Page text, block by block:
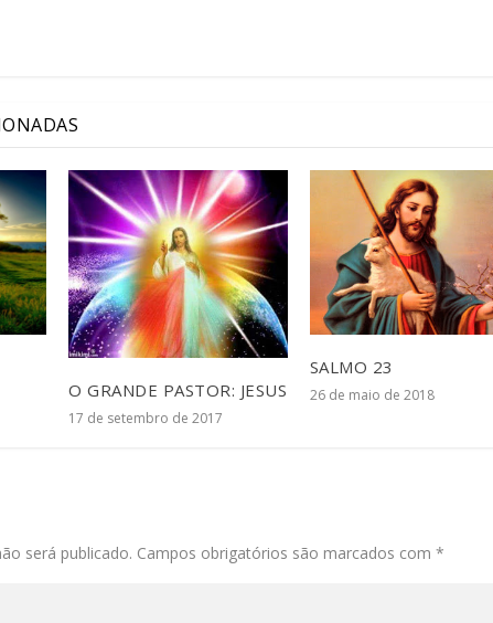
O GRANDE PASTOR: JESUS
17 de setembro de 2017
SALMO 23
26 de maio de 2018
será publicado. Campos obrigatórios são marcados com*